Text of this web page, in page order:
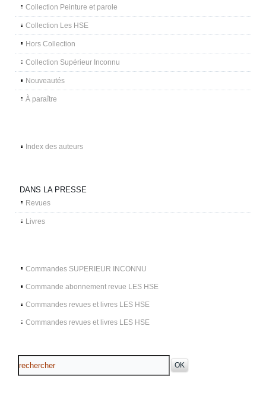
Collection Peinture et parole
Collection Les HSE
Hors Collection
Collection Supérieur Inconnu
Nouveautés
À paraître
Index des auteurs
DANS LA PRESSE
Revues
Livres
Commandes SUPERIEUR INCONNU
Commande abonnement revue LES HSE
Commandes revues et livres LES HSE
Commandes revues et livres LES HSE